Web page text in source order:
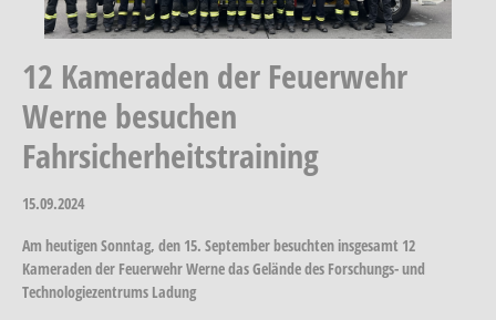
12 Kameraden der Feuerwehr
Werne besuchen
Fahrsicherheitstraining
15.09.2024
Am heutigen Sonntag, den 15. September besuchten insgesamt 12
Kameraden der Feuerwehr Werne das Gelände des Forschungs- und
Technologiezentrums Ladung